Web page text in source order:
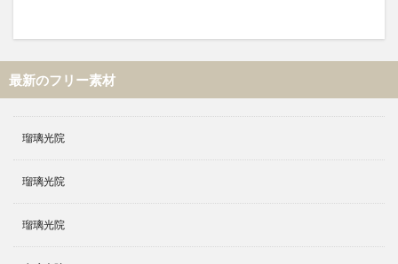
最新のフリー素材
瑠璃光院
瑠璃光院
瑠璃光院